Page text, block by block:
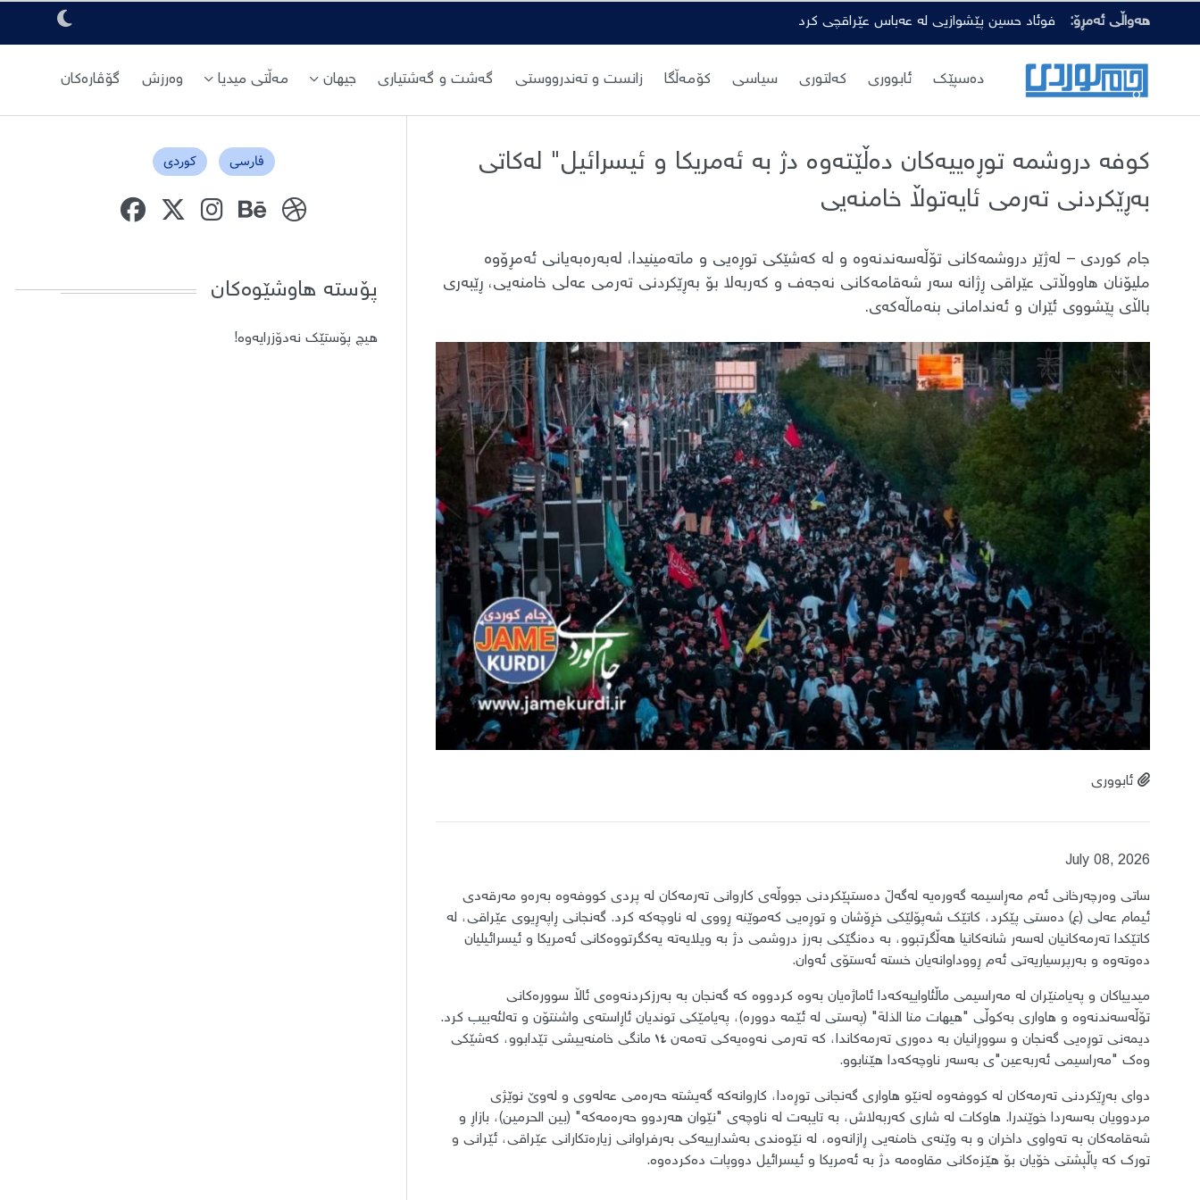
هەواڵی ئەمڕۆ: فوئاد حسین پێشوازیی لە عەباس عێراقچی کرد
دەسپێك ئابووری کەلتوری سیاسی کۆمەڵگا زانست و تەندرووستی گەشت و گەشتیاری جیهان مەڵتی میدیا وەرزش گۆڤارەکان
کوفە دروشمە توڕەییەکان دەڵێتەوە دژ بە ئەمریکا و ئیسرائیل" لەکاتی
بەڕێکردنی تەرمی ئایەتوڵا خامنەیی
​جام کوردی – لەژێر دروشمەکانی تۆڵەسەندنەوە و لە کەشێکی توڕەیی و ماتەمینیدا، لەبەرەبەیانی ئەمڕۆوە
ملیۆنان هاووڵاتی عێراقی ڕژانە سەر شەقامەکانی نەجەف و کەربەلا بۆ بەڕێکردنی تەرمی عەلی خامنەیی، ڕێبەری
باڵای پێشووی ئێران و ئەندامانی بنەماڵەکەی.
ئابووری
July 08, 2026
​ساتی وەرچەرخانی ئەم مەڕاسیمە گەورەیە لەگەڵ دەستپێکردنی جووڵەی کاروانی تەرمەکان لە پردی کووفەوە بەرەو مەرقەدی
ئیمام عەلی (ع) دەستی پێکرد، کاتێک شەپۆلێکی خڕۆشان و توڕەیی کەموێنە ڕووی لە ناوچەکە کرد. گەنجانی ڕاپەڕیوی عێراقی، لە
کاتێکدا تەرمەکانیان لەسەر شانەکانیا هەڵگرتبوو، بە دەنگێکی بەرز دروشمی دژ بە ویلایەتە یەکگرتووەکانی ئەمریکا و ئیسرائیلیان
دەوتەوە و بەرپرسیاریەتی ئەم ڕووداوانەیان خستە ئەستۆی ئەوان.
​میدییاکان و پەیامنێران لە مەراسیمی ماڵئاواییەکەدا ئاماژەیان بەوە کردووە کە گەنجان بە بەرزکردنەوەی ئاڵا سوورەکانی
تۆڵەسەندنەوە و هاواری بەکوڵی "هیهات منا الذلة" (پەستی لە ئێمە دوورە)، پەیامێکی توندیان ئاڕاستەی واشنتۆن و تەلئەبیب کرد.
دیمەنی توڕەیی گەنجان و سووڕانیان بە دەوری تەرمەکاندا، کە تەرمی نەوەیەکی تەمەن ١٤ مانگی خامنەییشی تێدابوو، کەشێکی
وەک "مەراسیمی ئەربەعین"ی بەسەر ناوچەکەدا هێنابوو.
​دوای بەڕێکردنی تەرمەکان لە کووفەوە لەنێو هاواری گەنجانی توڕەدا، کاروانەکە گەیشتە حەرەمی عەلەوی و لەوێ نوێژی
مردوویان بەسەردا خوێندرا. هاوکات لە شاری کەربەلاش، بە تایبەت لە ناوچەی "نێوان هەردوو حەرەمەکە" (بین الحرمین)، بازاڕ و
شەقامەکان بە تەواوی داخران و بە وێنەی خامنەیی ڕازانەوە، لە نێوەندی بەشدارییەکی بەرفراوانی زیارەتکارانی عێراقی، ئێرانی و
تورک کە پاڵپشتی خۆیان بۆ هێزەکانی مقاوەمە دژ بە ئەمریکا و ئیسرائیل دووپات دەکردەوە.
فارسی کوردی
پۆستە هاوشێوەکان
هیچ پۆستێک نەدۆزرایەوە!